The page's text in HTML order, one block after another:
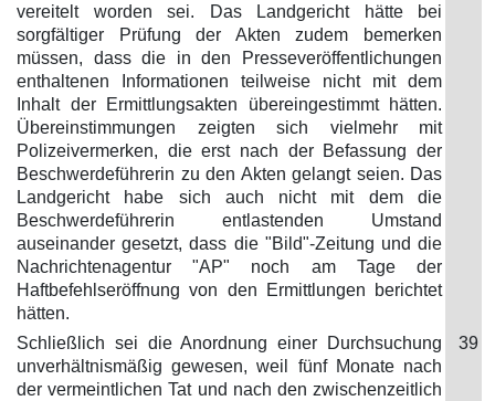
vereitelt worden sei. Das Landgericht hätte bei
sorgfältiger Prüfung der Akten zudem bemerken
müssen, dass die in den Presseveröffentlichungen
enthaltenen Informationen teilweise nicht mit dem
Inhalt der Ermittlungsakten übereingestimmt hätten.
Übereinstimmungen zeigten sich vielmehr mit
Polizeivermerken, die erst nach der Befassung der
Beschwerdeführerin zu den Akten gelangt seien. Das
Landgericht habe sich auch nicht mit dem die
Beschwerdeführerin entlastenden Umstand
auseinander gesetzt, dass die "Bild"-Zeitung und die
Nachrichtenagentur "AP" noch am Tage der
Haftbefehlseröffnung von den Ermittlungen berichtet
hätten.
Schließlich sei die Anordnung einer Durchsuchung
unverhältnismäßig gewesen, weil fünf Monate nach
der vermeintlichen Tat und nach den zwischenzeitlich
39